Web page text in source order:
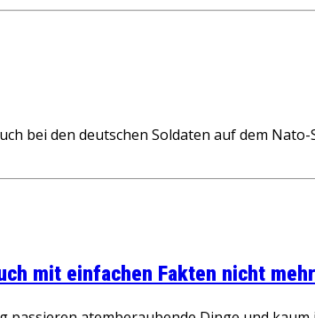
bei den deutschen Soldaten auf dem
mit einfachen Fakten nicht